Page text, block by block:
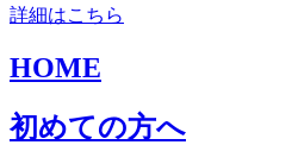
詳細はこちら
HOME
初めての方へ